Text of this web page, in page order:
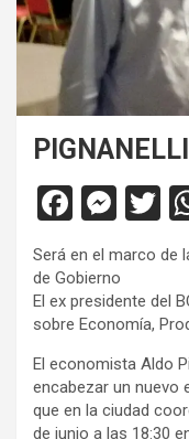
F
ce
b
o
o
k
M
se
n
g
er
T
wi
tt
er
Será en el marco de
de Gobierno
El ex presidente del
sobre Economía,
El economista Aldo
encabezar un nuevo
que en la ciudad
de junio a las 18:30